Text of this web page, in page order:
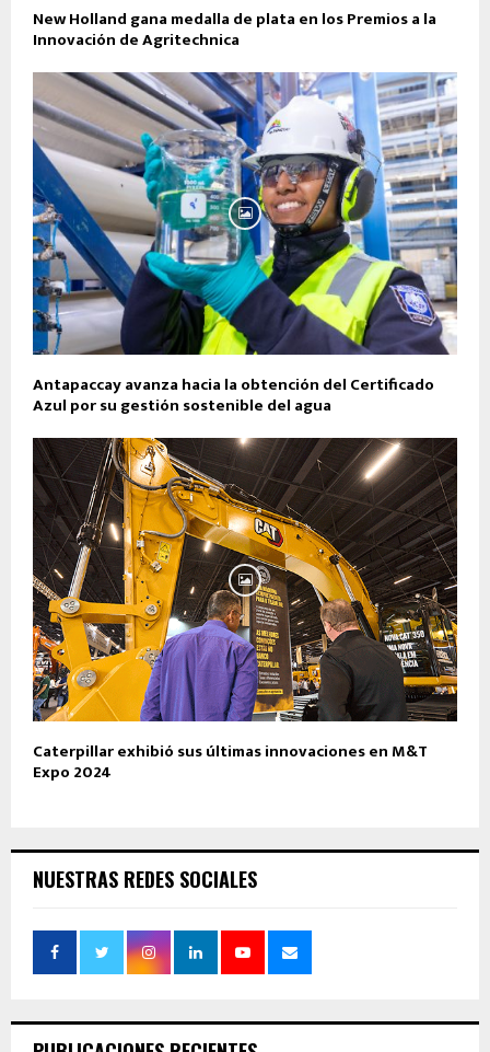
New Holland gana medalla de plata en los Premios a la
Innovación de Agritechnica
Antapaccay avanza hacia la obtención del Certificado
Azul por su gestión sostenible del agua
Caterpillar exhibió sus últimas innovaciones en M&T
Expo 2024
NUESTRAS REDES SOCIALES